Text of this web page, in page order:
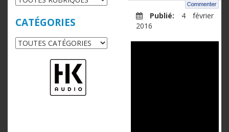
CATÉGORIES
Publié:
4 février
2016